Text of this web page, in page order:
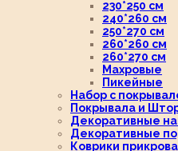
230*250 см
240*260 см
250*270 см
260*260 см
260*270 см
Махровые
Пикейные
Набор с
Покрывала и
Декоративные
Декоративные
Коврики